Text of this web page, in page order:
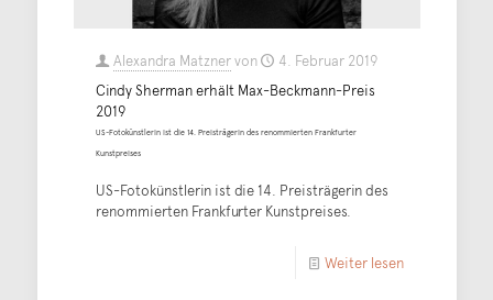
Alexandra Matznervon
4. Februar 2019
Cindy Sherman erhält Max-Beckmann-Preis
2019
US-Fotokünstlerin ist die 14. Preisträgerin des renommierten Frankfurter
Kunstpreises
US-Fotokünstlerin ist die 14. Preisträgerin des
renommierten Frankfurter Kunstpreises.
Weiter lesen